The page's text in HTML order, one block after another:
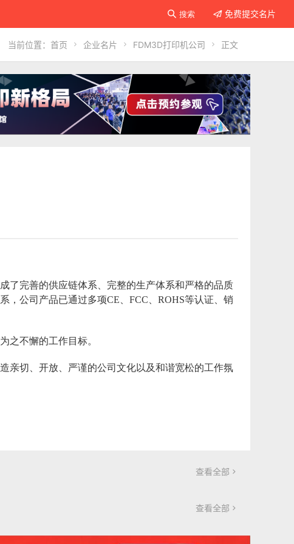
 免费提交名片
 搜索
当前位置： 首页  企业名片  FDM3D打印机公司  正文
了完善的供应链体系、完整的生产体系和严格的品质
，公司产品已通过多项CE、FCC、ROHS等认证、销
之不懈的工作目标。
亲切、开放、严谨的公司文化以及和谐宽松的工作氛
查看全部 
查看全部 